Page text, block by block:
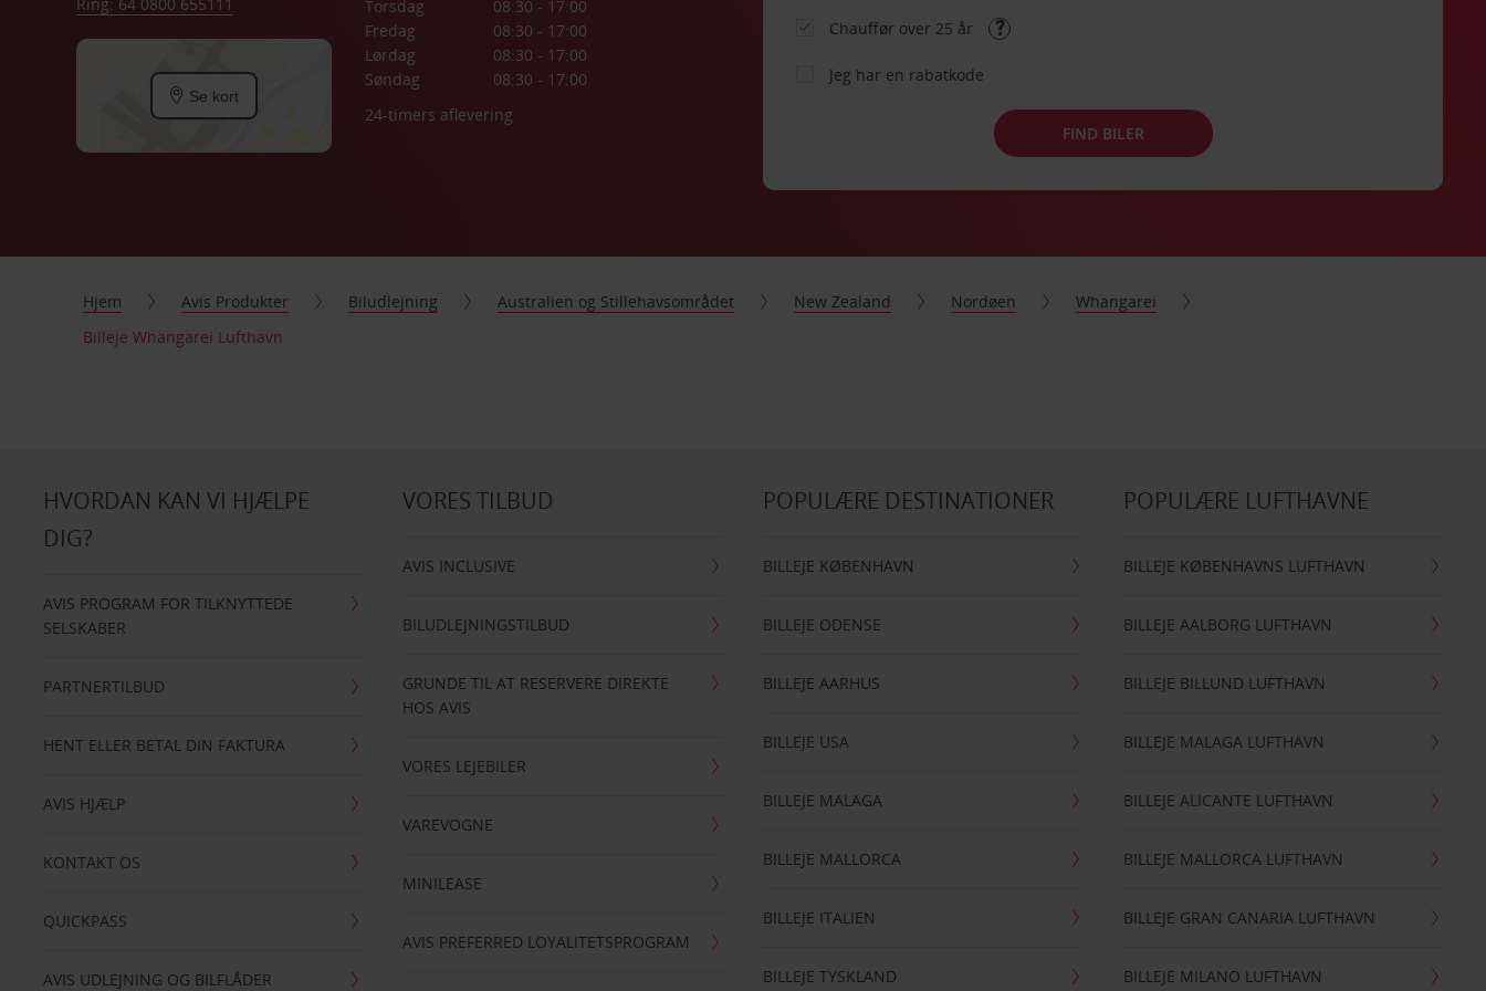
Se kort
Torsdag
08:30 - 17:00
Fredag
08:30 - 17:00
Lørdag
08:30 - 17:00
Søndag
08:30 - 17:00
24-timers aflevering
Chauffør over 25 år
Jeg har en rabatkode
FIND BILER
Hjem Avis Produkter Biludlejning Australien og Stillehavsområdet New Zealand Nordøen
Whangarei
Billeje Whangarei Lufthavn
HVORDAN KAN VI HJÆLPE
DIG?
AVIS PROGRAM FOR TILKNYTTEDE
SELSKABER
PARTNERTILBUD
HENT ELLER BETAL DIN FAKTURA
AVIS HJÆLP
KONTAKT OS
QUICKPASS
AVIS UDLEJNING OG BILFLÅDER
VORES TILBUD
AVIS INCLUSIVE
BILUDLEJNINGSTILBUD
GRUNDE TIL AT RESERVERE DIREKTE
HOS AVIS
VORES LEJEBILER
VAREVOGNE
MINILEASE
AVIS PREFERRED LOYALITETSPROGRAM
POPULÆRE DESTINATIONER
BILLEJE KØBENHAVN
BILLEJE ODENSE
BILLEJE AARHUS
BILLEJE USA
BILLEJE MALAGA
BILLEJE MALLORCA
BILLEJE ITALIEN
BILLEJE TYSKLAND
POPULÆRE LUFTHAVNE
BILLEJE KØBENHAVNS LUFTHAVN
BILLEJE AALBORG LUFTHAVN
BILLEJE BILLUND LUFTHAVN
BILLEJE MALAGA LUFTHAVN
BILLEJE ALICANTE LUFTHAVN
BILLEJE MALLORCA LUFTHAVN
BILLEJE GRAN CANARIA LUFTHAVN
BILLEJE MILANO LUFTHAVN